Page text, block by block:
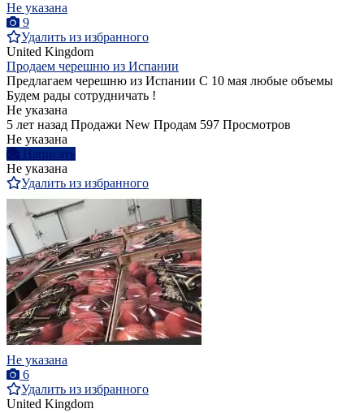
Не указана
9
Удалить из избранного
United Kingdom
Продаем черешню из Испании
Предлагаем черешню из Испании С 10 мая любые объемы
Будем рады сотрудничать !
Не указана
5 лет назад Продажи New Продам 597 Просмотров
Не указана
Написать
Не указана
Удалить из избранного
Не указана
6
Удалить из избранного
United Kingdom